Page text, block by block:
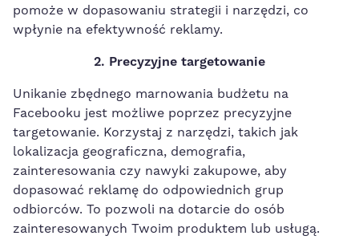
pomoże w dopasowaniu strategii⁤ i narzędzi, co
wpłynie na efektywność reklamy.
2. Precyzyjne targetowanie
Unikanie zbędnego marnowania budżetu na
Facebooku jest możliwe poprzez precyzyjne
targetowanie. Korzystaj z narzędzi, takich ⁣jak
lokalizacja geograficzna,‌ demografia,
zainteresowania czy nawyki zakupowe, aby
dopasować reklamę do odpowiednich grup
odbiorców. To pozwoli na‌ dotarcie do osób
zainteresowanych‌ Twoim produktem lub usługą.